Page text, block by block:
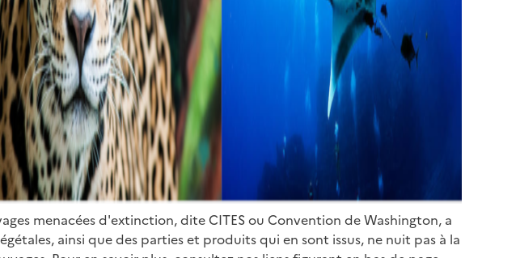
menacées d'extinction, dite CITES ou Convention de Washington, a
ainsi que des parties et produits qui en sont issus, ne nuit pas à la